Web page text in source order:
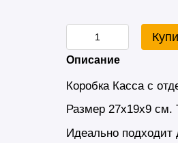
Описание
Коробка Касса с
Размер 27х19х9
Идеально подходит